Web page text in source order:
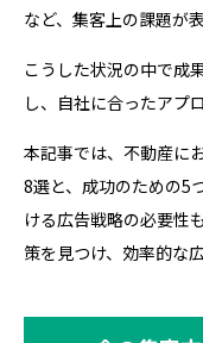
運営会社
など、集客上の課題が
こうした状況の中で成
し、自社に合ったアプ
本記事では、不動産に
8選と、成功のための5
ける広告戦略の必要性
策を見つけ、効率的な